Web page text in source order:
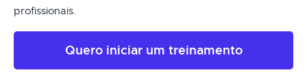
profissionais.
Quero iniciar um treinamento